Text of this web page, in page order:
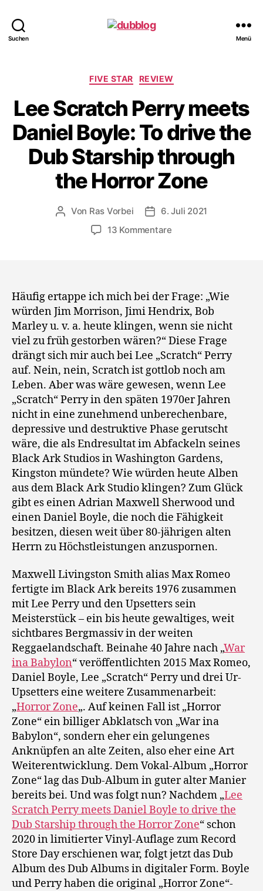
Suchen Menü
Kategorien
FIVE STAR REVIEW
Lee Scratch Perry meets
Daniel Boyle: To drive the
Dub Starship through
the Horror Zone
Beitragsautor
Von Ras Vorbei Veröffentlichungsdatum
6. Juli 2021
13 Kommentarezu
Daniel
Boyle:
drive
the
Dub
Starship
through
the
Horror
Häufig ertappe ich mich bei der Frage: „Wie
würden Jim Morrison, Jimi Hendrix, Bob
Marley u. v. a. heute klingen, wenn sie nicht
viel zu früh gestorben wären?“ Diese Frage
drängt sich mir auch bei Lee „Scratch“ Perry
auf. Nein, nein, Scratch ist gottlob noch am
Leben. Aber was wäre gewesen, wenn Lee
„Scratch“ Perry in den späten 1970er Jahren
nicht in eine zunehmend unberechenbare,
depressive und destruktive Phase gerutscht
wäre, die als Endresultat im Abfackeln seines
Black Ark Studios in Washington Gardens,
Kingston mündete? Wie würden heute Alben
aus dem Black Ark Studio klingen? Zum Glück
gibt es einen Adrian Maxwell Sherwood und
einen Daniel Boyle, die noch die Fähigkeit
besitzen, diesen weit über 80-jährigen alten
Herrn zu Höchstleistungen anzuspornen.
Maxwell Livingston Smith alias Max Romeo
fertigte im Black Ark bereits 1976 zusammen
mit Lee Perry und den Upsetters sein
Meisterstück – ein bis heute gewaltiges, weit
sichtbares Bergmassiv in der weiten
Reggaelandschaft. Beinahe 40 Jahre nach „War
ina Babylon“ veröffentlichten 2015 Max Romeo,
Daniel Boyle, Lee „Scratch“ Perry und drei Ur-
Upsetters eine weitere Zusammenarbeit:
„Horror Zone„. Auf keinen Fall ist „Horror
Zone“ ein billiger Abklatsch von „War ina
Babylon“, sondern eher ein gelungenes
Anknüpfen an alte Zeiten, also eher eine Art
Weiterentwicklung. Dem Vokal-Album „Horror
Zone“ lag das Dub-Album in guter alter Manier
bereits bei. Und was folgt nun? Nachdem „Lee
Scratch Perry meets Daniel Boyle to drive the
Dub Starship through the Horror Zone“ schon
2020 in limitierter Vinyl-Auflage zum Record
Store Day erschienen war, folgt jetzt das Dub
Album des Dub Albums in digitaler Form. Boyle
und Perry haben die original „Horror Zone“-